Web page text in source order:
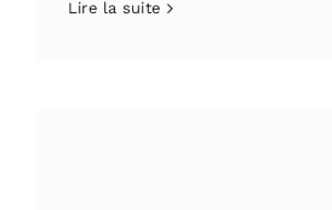
Lire la suite